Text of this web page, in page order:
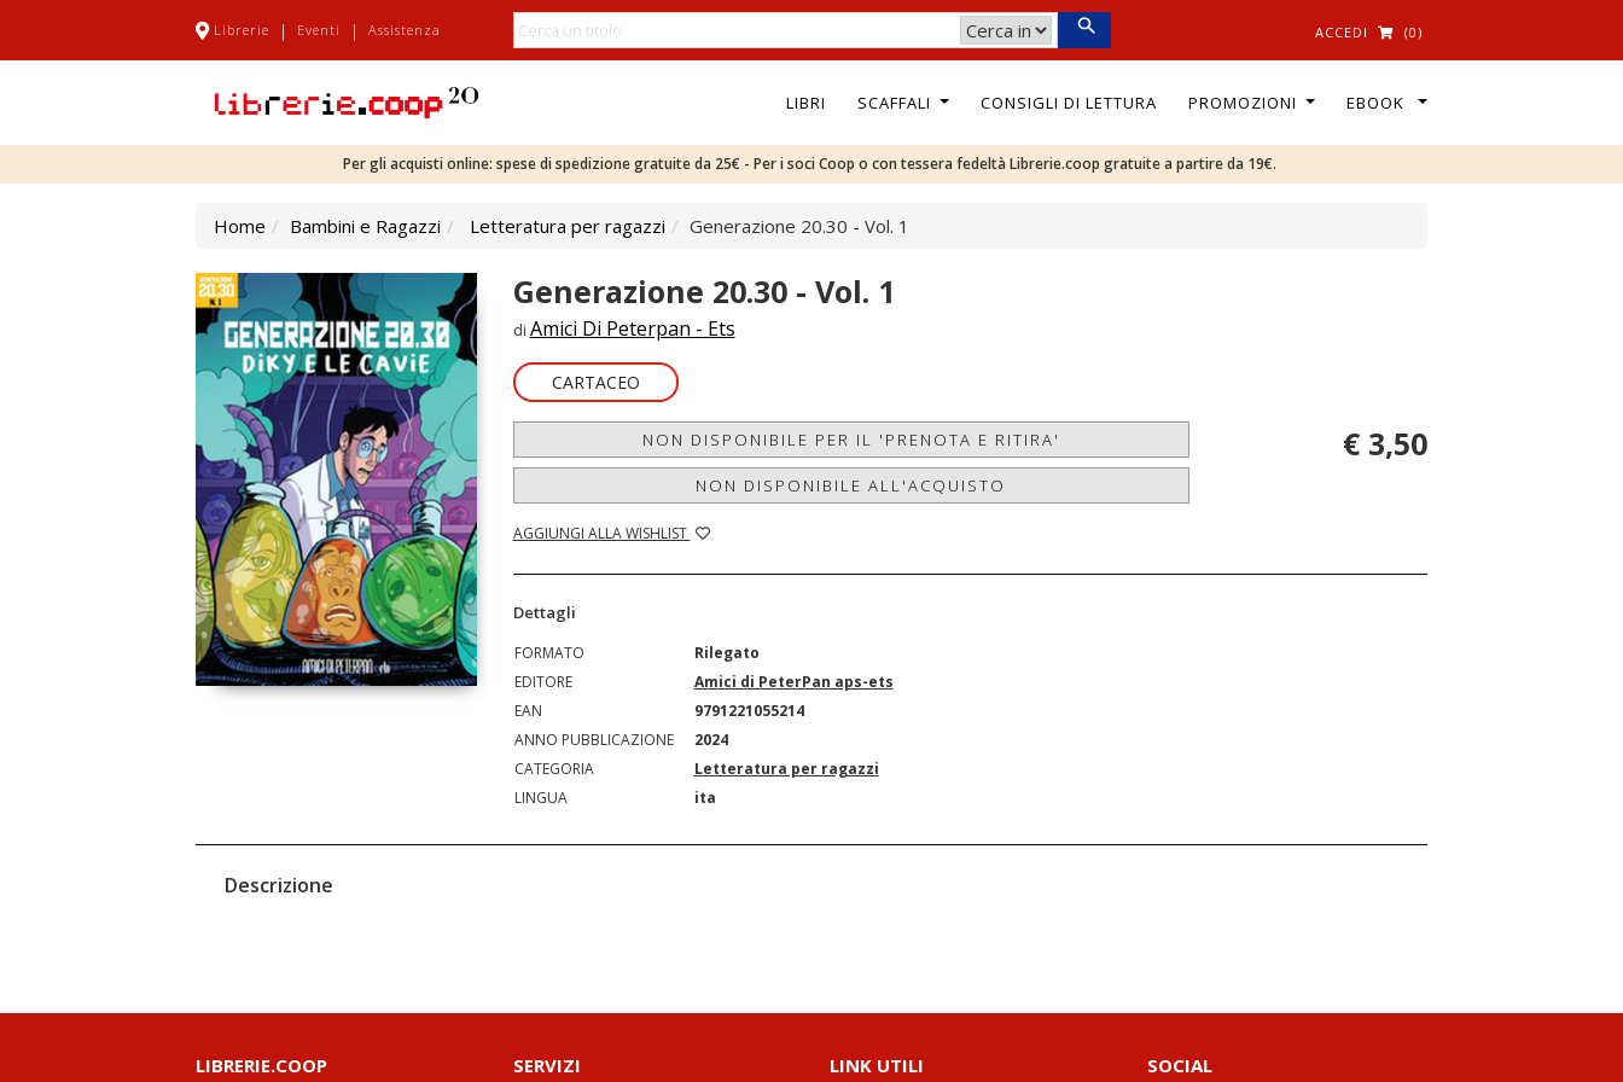
Librerie | Eventi | Assistenza ACCEDI (0)
LIBRI SCAFFALI CONSIGLI DI LETTURA PROMOZIONI EBOOK
Per gli acquisti online: spese di spedizione gratuite da 25€ - Per i soci Coop o con tessera fedeltà Librerie.coop gratuite a partire da 19€.
Home Bambini e Ragazzi Letteratura per ragazzi Generazione 20.30 - Vol. 1
Generazione 20.30 - Vol. 1
di Amici Di Peterpan - Ets
CARTACEO
NON DISPONIBILE PER IL 'PRENOTA E RITIRA'
NON DISPONIBILE ALL'ACQUISTO
AGGIUNGI ALLA WISHLIST
€ 3,50
Dettagli
FORMATO
Rilegato
EDITORE
Amici di PeterPan aps-ets
EAN
9791221055214
ANNO PUBBLICAZIONE
2024
CATEGORIA
Letteratura per ragazzi
LINGUA
ita
Descrizione
LIBRERIE.COOP SERVIZI LINK UTILI SOCIAL